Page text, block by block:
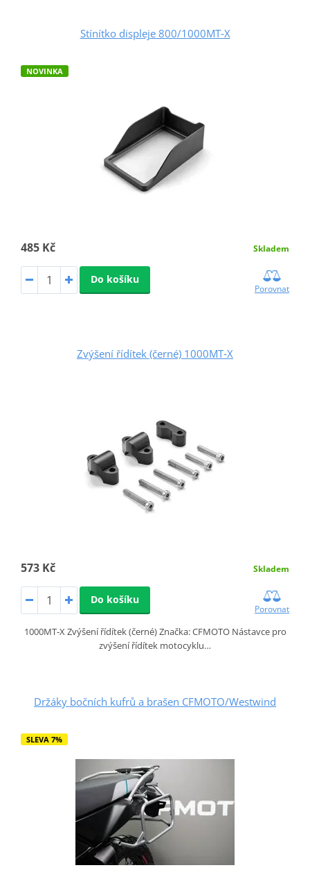
Stínítko displeje 800/1000MT‑X
NOVINKA
485 Kč Skladem
Do košíku
Porovnat
Zvýšení řídítek (černé) 1000MT‑X
573 Kč Skladem
Do košíku
Porovnat
1000MT‑X Zvýšení řídítek (černé) Značka: CFMOTO Nástavce pro
zvýšení řídítek motocyklu…
Držáky bočních kufrů a brašen CFMOTO/Westwind
SLEVA 7%